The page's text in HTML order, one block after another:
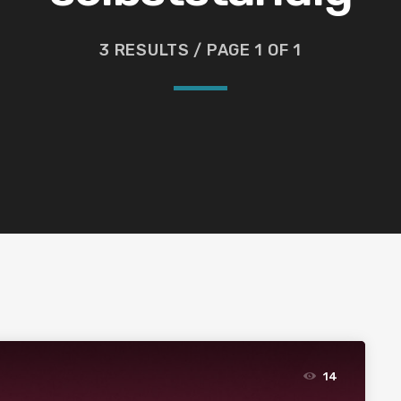
3 RESULTS / PAGE 1 OF 1
14